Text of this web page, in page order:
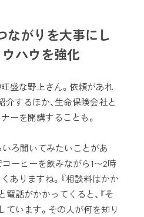
ながりを大事にし
ハウを強化
盛な野上さん。依頼があれ
介するほか、生命保険会社と
ーを開講することも。
いろ聞いてみたいことがあ
コーヒーを飲みながら1〜2時
ありますね。『相談料はかか
電話がかかってくると、『そ
ています。その人が何を知り